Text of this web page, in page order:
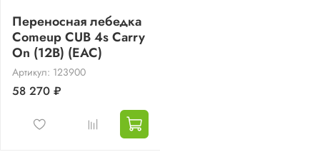
Переносная лебедка
Comeup CUB 4s Carry
On (12В) (EAC)
Артикул: 123900
58 270 ₽